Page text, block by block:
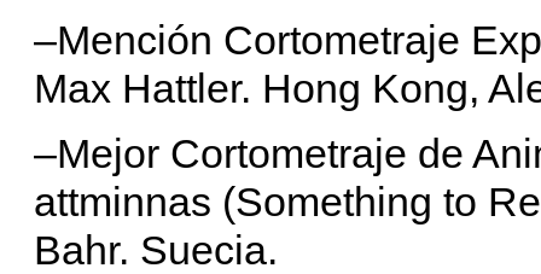
–Mención Cortometraje
Max Hattler. Hong Kong,
–Mejor Cortometraje de
attminnas (Something to
Bahr. Suecia.